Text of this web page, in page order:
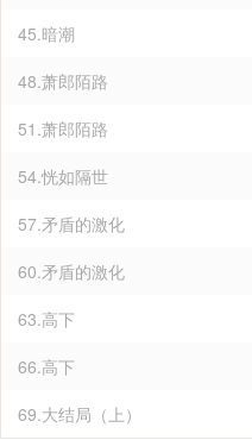
45.暗潮
48.萧郎陌路
51.萧郎陌路
54.恍如隔世
57.矛盾的激化
60.矛盾的激化
63.高下
66.高下
69.大结局（上）